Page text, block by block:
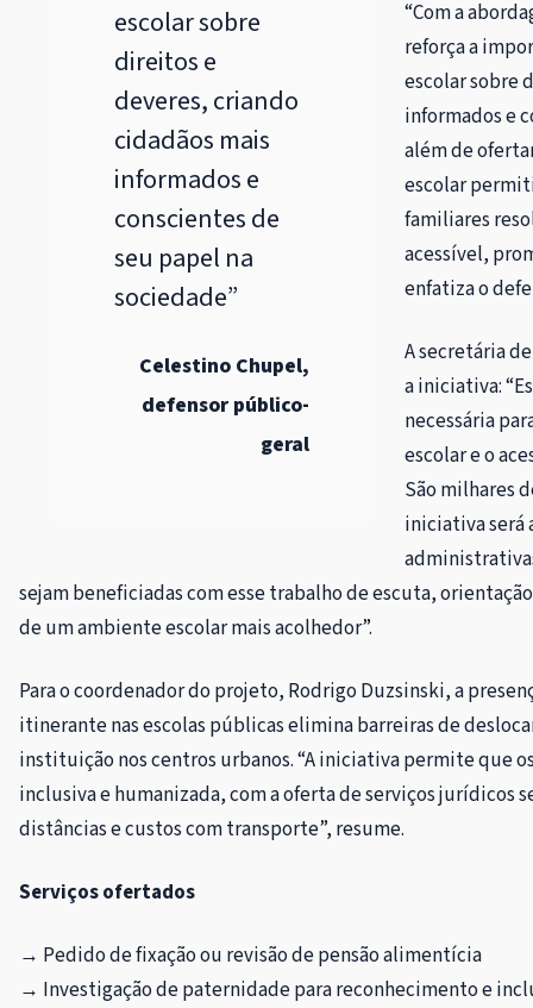
escolar sobre
direitos e
deveres, criando
cidadãos mais
informados e
conscientes de
seu papel na
sociedade”
Celestino Chupel,
defensor público-
geral
“Com a
reforça a
escolar sobre
informados e
além de
escolar
familiares
acessível,
enfatiza o
A secretária
a iniciativa:
necessária
escolar e o
São milhares
iniciativa será
sejam beneficiadas com esse trabalho de escuta,
de um ambiente escolar mais acolhedor”.
Para o coordenador do projeto, Rodrigo Duzsinski, a
itinerante nas escolas públicas elimina barreiras de
instituição nos centros urbanos. “A iniciativa permite que
inclusiva e humanizada, com a oferta de serviços jurídicos
distâncias e custos com transporte”, resume.
Serviços ofertados
→ Pedido de fixação ou revisão de pensão alimentícia
→ Investigação de paternidade para reconhecimento e